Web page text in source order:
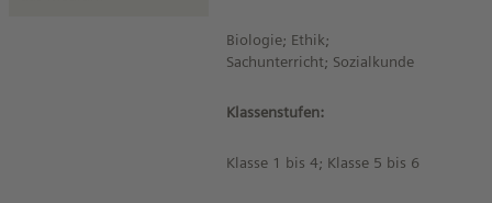
Biologie; Ethik;
Sachunterricht; Sozialkunde
Klassenstufen:
Klasse 1 bis 4; Klasse 5 bis 6